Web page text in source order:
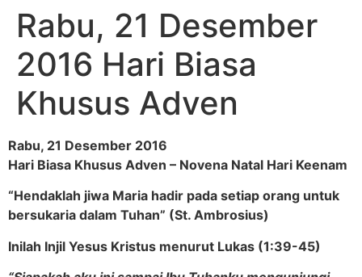
Rabu, 21 Desember
2016 Hari Biasa
Khusus Adven
Rabu, 21 Desember 2016
Hari Biasa Khusus Adven – Novena Natal Hari Keenam
“Hendaklah jiwa Maria hadir pada setiap orang untuk
bersukaria dalam Tuhan” (St. Ambrosius)
Inilah Injil Yesus Kristus menurut Lukas (1:39-45)